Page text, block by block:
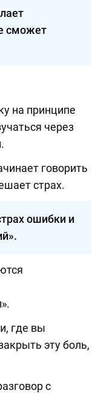
сможет
на принципе
через
говорить
страх.
ошибки и
где вы
эту боль,
с